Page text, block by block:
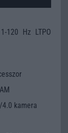
120 Hz LTPO
kamera